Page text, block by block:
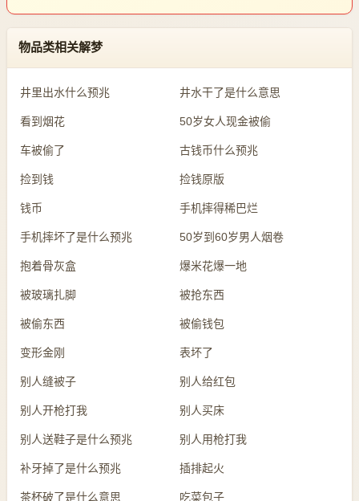
物品类相关解梦
井里出水什么预兆 井水干了是什么意思
看到烟花 50岁女人现金被偷
车被偷了 古钱币什么预兆
捡到钱 捡钱原版
钱币 手机摔得稀巴烂
手机摔坏了是什么预兆 50岁到60岁男人烟卷
抱着骨灰盒 爆米花爆一地
被玻璃扎脚 被抢东西
被偷东西 被偷钱包
变形金刚 表坏了
别人缝被子 别人给红包
别人开枪打我 别人买床
别人送鞋子是什么预兆 别人用枪打我
补牙掉了是什么预兆 插排起火
茶杯破了是什么意思 吃菜包子